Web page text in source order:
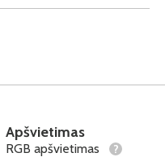
Apšvietimas
RGB apšvietimas ?